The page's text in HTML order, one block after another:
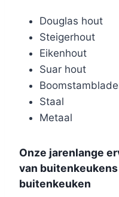
Douglas hout
Steigerhout
Eikenhout
Suar hout
Staal
Metaal
Onze jarenlange
van
buitenkeuken